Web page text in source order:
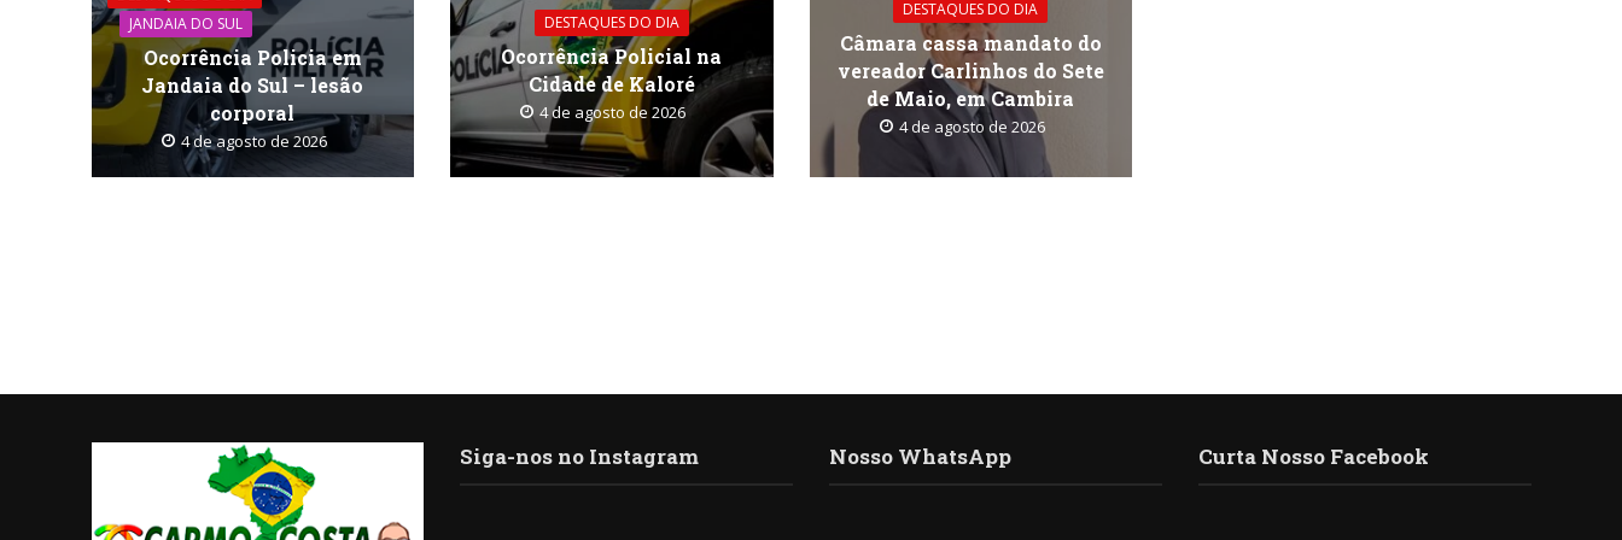
aumentar
ou
diminuir
o
volume.
JANDAIA DO SUL
Ocorrência Policia em
Jandaia do Sul – lesão
corporal
4 de agosto de 2026
DESTAQUES DO DIA
Ocorrência Policial na
Cidade de Kaloré
4 de agosto de 2026
DESTAQUES DO DIA
Câmara cassa mandato do
vereador Carlinhos do Sete
de Maio, em Cambira
4 de agosto de 2026
Siga-nos no Instagram Nosso WhatsApp Curta Nosso Facebook